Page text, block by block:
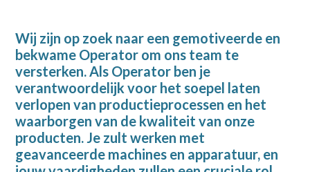
Wij zijn op zoek naar een gemotiveerde en
bekwame Operator om ons team te
versterken. Als Operator ben je
verantwoordelijk voor het soepel laten
verlopen van productieprocessen en het
waarborgen van de kwaliteit van onze
producten. Je zult werken met
geavanceerde machines en apparatuur, en
20-36 uur
24 - 40
24 - 40 uur
32-40 uur
36